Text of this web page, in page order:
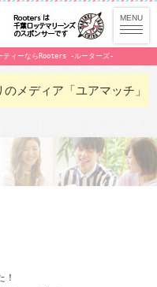
ティーならRooters -ルーターズ-
メディア「ユアマッチ」
！